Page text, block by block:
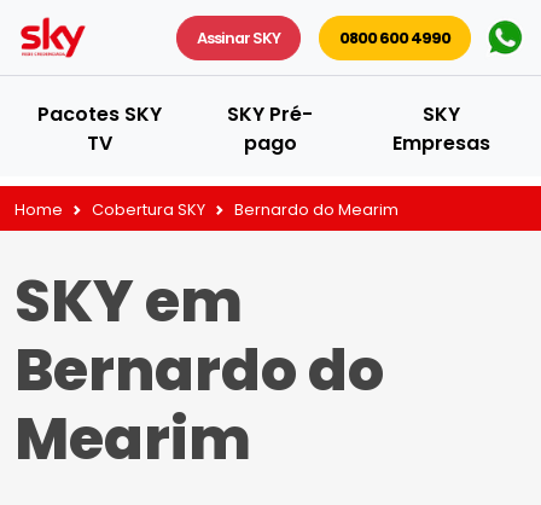
Assinar SKY 0800 600 4990
Pacotes SKY
TV
SKY Pré-
pago
SKY
Empresas
Home Cobertura SKY Bernardo do Mearim
SKY em
Bernardo do
Mearim